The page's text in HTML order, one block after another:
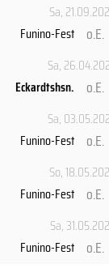
Sa,
Funino-Fest
o.E.
Sa,
Eckardtshsn.
o.E.
Sa,
Funino-Fest
o.E.
So,
Funino-Fest
o.E.
Sa,
Funino-Fest
o.E.